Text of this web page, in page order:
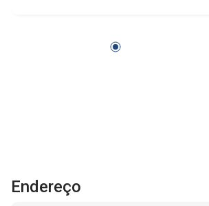
Endereço